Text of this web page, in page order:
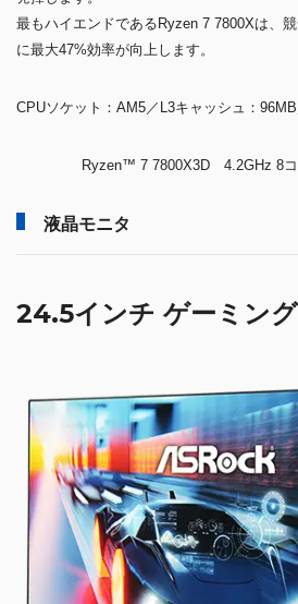
最もハイエンドであるRyzen 7 7800Xは、
に最大47%効率が向上します。
CPUソケット：AM5／L3キャッシュ：
Ryzen™ 7 7800X3D 4.2GHz 8
液晶モニタ
24.5インチ ゲーミン